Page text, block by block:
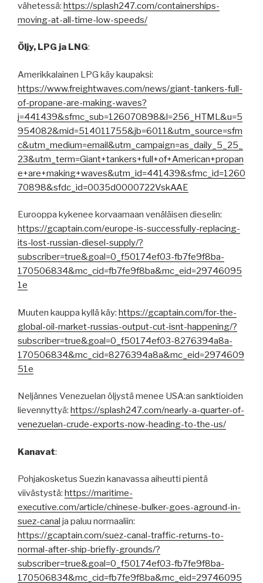
vähetessä: https://splash247.com/containerships-
moving-at-all-time-low-speeds/
Öljy, LPG ja LNG:
Amerikkalainen LPG käy kaupaksi:
https://www.freightwaves.com/news/giant-tankers-full-
of-propane-are-making-waves?
j=441439&sfmc_sub=126070898&l=256_HTML&u=5
954082&mid=514011755&jb=6011&utm_source=sfm
c&utm_medium=email&utm_campaign=as_daily_5_25_
23&utm_term=Giant+tankers+full+of+American+propan
e+are+making+waves&utm_id=441439&sfmc_id=1260
70898&sfdc_id=0035d0000722VskAAE
Eurooppa kykenee korvaamaan venäläisen dieselin:
https://gcaptain.com/europe-is-successfully-replacing-
its-lost-russian-diesel-supply/?
subscriber=true&goal=0_f50174ef03-fb7fe9f8ba-
170506834&mc_cid=fb7fe9f8ba&mc_eid=29746095
1e
Muuten kauppa kyllä käy: https://gcaptain.com/for-the-
global-oil-market-russias-output-cut-isnt-happening/?
subscriber=true&goal=0_f50174ef03-8276394a8a-
170506834&mc_cid=8276394a8a&mc_eid=2974609
51e
Neljännes Venezuelan öljystä menee USA:an sanktioiden
lievennyttyä: https://splash247.com/nearly-a-quarter-of-
venezuelan-crude-exports-now-heading-to-the-us/
Kanavat:
Pohjakosketus Suezin kanavassa aiheutti pientä
viivästystä: https://maritime-
executive.com/article/chinese-bulker-goes-aground-in-
suez-canal ja paluu normaaliin:
https://gcaptain.com/suez-canal-traffic-returns-to-
normal-after-ship-briefly-grounds/?
subscriber=true&goal=0_f50174ef03-fb7fe9f8ba-
170506834&mc_cid=fb7fe9f8ba&mc_eid=29746095